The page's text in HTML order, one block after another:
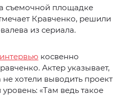
съемочной площадке
Кравченко, решили
из сериала.
косвенно
Актер указывает,
не хотели выводить проект
«Там ведь такое